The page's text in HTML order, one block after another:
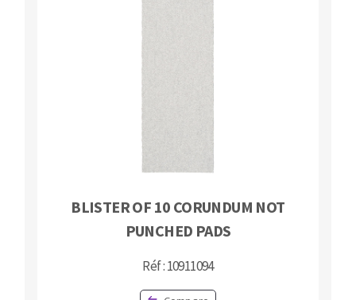
BLISTER OF 10 CORUNDUM NOT
PUNCHED PADS
Réf : 10911094